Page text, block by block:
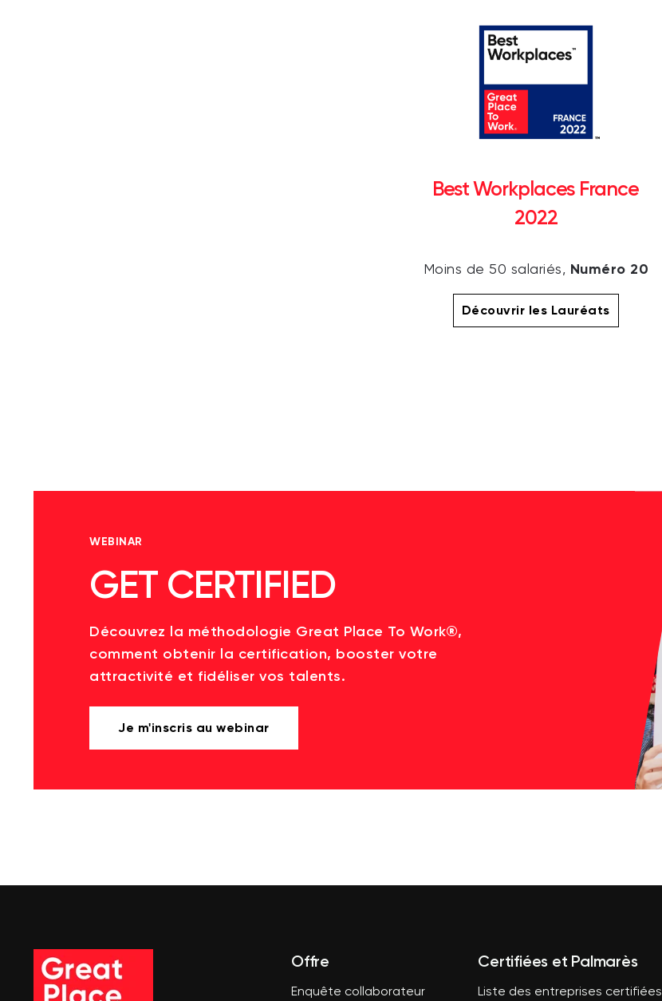
Best Workplaces France
2022
Moins de 50 salariés, Numéro 20
Découvrir les Lauréats
WEBINAR
GET CERTIFIED
Découvrez la méthodologie Great Place To Work®,
comment obtenir la certification, booster votre
attractivité et fidéliser vos talents.
Je m'inscris au webinar
Offre
Enquête collaborateur
Certifiées et Palmarès
Liste des entreprises certifiées